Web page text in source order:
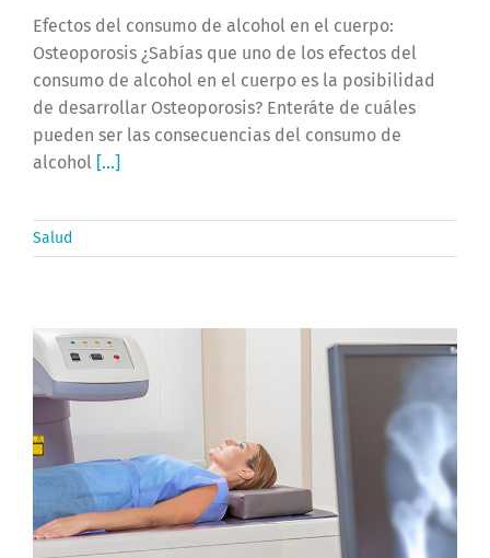
Efectos del consumo de alcohol en el cuerpo:
Osteoporosis ¿Sabías que uno de los efectos del
consumo de alcohol en el cuerpo es la posibilidad
de desarrollar Osteoporosis? Enteráte de cuáles
pueden ser las consecuencias del consumo de
alcohol [...]
Salud